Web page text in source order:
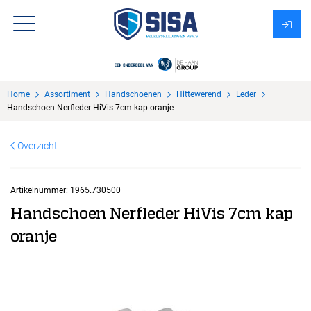
Over Sisa
Home Assortiment Handschoenen Hittewerend
Leder
Handschoen Nerfleder HiVis 7cm kap oranje
Overzicht
Artikelnummer: 1965.730500
Handschoen Nerfleder HiVis 7cm kap
oranje